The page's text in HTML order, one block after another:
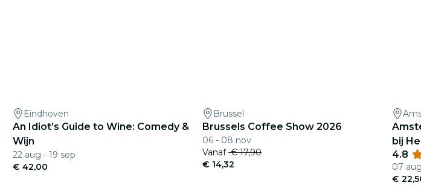
Eindhoven
An Idiot’s Guide to Wine: Comedy &
Wijn
22 aug - 19 sep
€ 42,00
Brussel
Brussels Coffee Show 2026
06 - 08 nov
Vanaf € 17,90
€ 14,32
bij
4.8
07
€